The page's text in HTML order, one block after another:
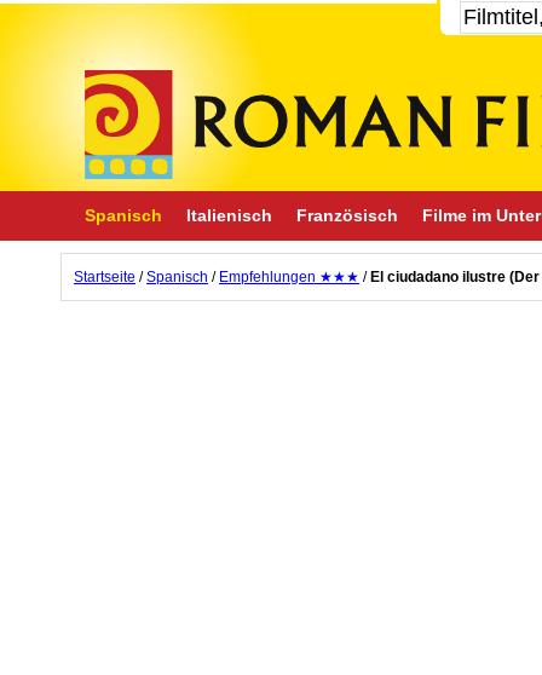
Spanisch Italienisch Französisch Filme im
Startseite /Spanisch / Empfehlungen ★★★ / El ciudadano ilustre